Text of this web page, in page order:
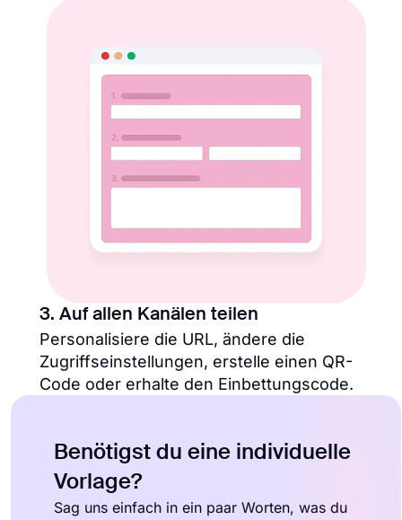
3. Auf allen Kanälen teilen
Personalisiere die URL, ändere die
Zugriffseinstellungen, erstelle einen QR-
Code oder erhalte den Einbettungscode.
Benötigst du eine individuelle
Vorlage?
Sag uns einfach in ein paar Worten, was du